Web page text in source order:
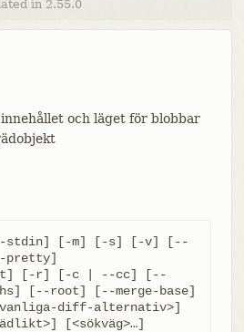
in 2.55.0
och läget för blobbar
[-m] [-s] [-v] [--
pretty]
[--root] [--merge-base]
[<sökväg>…​]